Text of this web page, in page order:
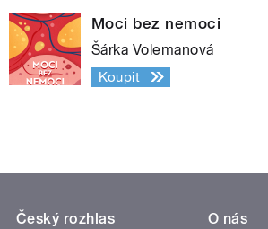
Moci bez nemoci
Šárka Volemanová
Koupit
Český rozhlas
O nás